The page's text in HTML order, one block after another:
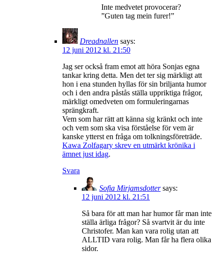
Inte medvetet provocerar?
”Guten tag mein furer!”
Dreadnallen says:
12 juni 2012 kl. 21:50
Jag ser också fram emot att höra Sonjas egna
tankar kring detta. Men det ter sig märkligt att
hon i ena stunden hyllas för sin briljanta humor
och i den andra påstås ställa uppriktiga frågor,
märkligt omedveten om formuleringarnas
sprängkraft.
Vem som har rätt att känna sig kränkt och inte
och vem som ska visa förståelse för vem är
kanske ytterst en fråga om tolkningsföreträde.
Kawa Zolfagary skrev en utmärkt krönika i
ämnet just idag.
Svara
Sofia Mirjamsdotter says:
12 juni 2012 kl. 21:51
Så bara för att man har humor får man inte
ställa ärliga frågor? Så svartvit är du inte
Christofer. Man kan vara rolig utan att
ALLTID vara rolig. Man får ha flera olika
sidor.